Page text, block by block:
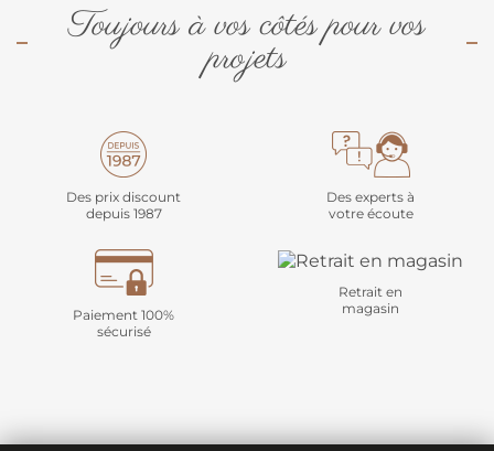
Toujours à vos côtés pour vos
projets
Des prix discount
depuis 1987
Des experts à
votre écoute
Paiement 100%
sécurisé
Retrait en
magasin